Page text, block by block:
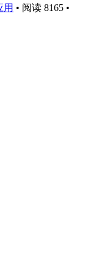
用 • 阅读 8165 •